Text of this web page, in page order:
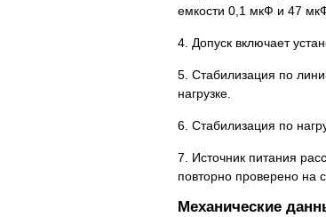
емкости 0,1 мкФ и 47
4. Допуск включает
5. Стабилизация по
нагрузке.
6. Стабилизация по
7. Источник питания
повторно проверено на
Механические